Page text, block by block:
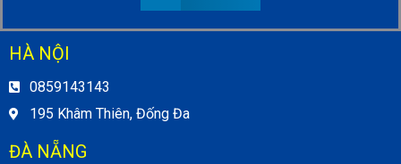
HÀ NỘI
0859143143
195 Khâm Thiên, Đống Đa
ĐÀ NẴNG